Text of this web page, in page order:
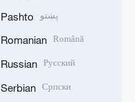
Pashto پښتو
Romanian Română
Russian Русский
Serbian Српски